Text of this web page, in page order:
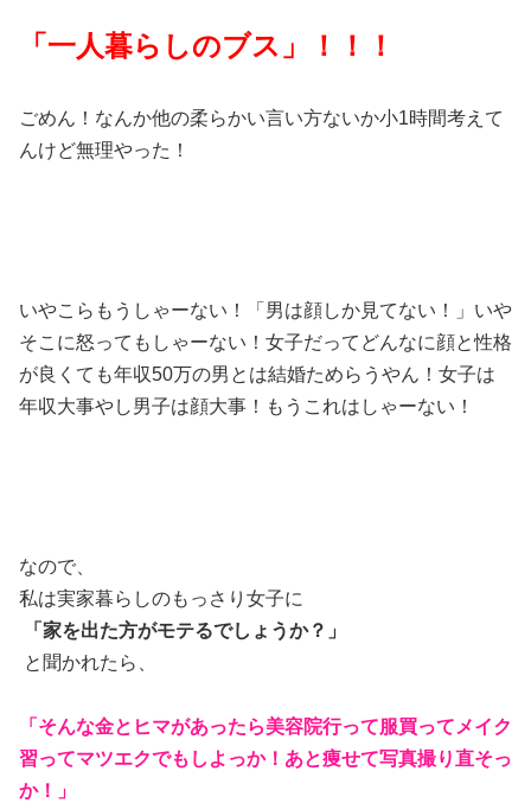
「一人暮らしのブス」！！！
ごめん！なんか他の柔らかい言い方ないか小1時間考えて
んけど無理やった！
いやこらもうしゃーない！「男は顔しか見てない！」いや
そこに怒ってもしゃーない！女子だってどんなに顔と性格
が良くても年収50万の男とは結婚ためらうやん！女子は
年収大事やし男子は顔大事！もうこれはしゃーない！
なので、
私は実家暮らしのもっさり女子に
「家を出た方がモテるでしょうか？」
と聞かれたら、
「そんな金とヒマがあったら美容院行って服買ってメイク
習ってマツエクでもしよっか！あと痩せて写真撮り直そっ
か！」